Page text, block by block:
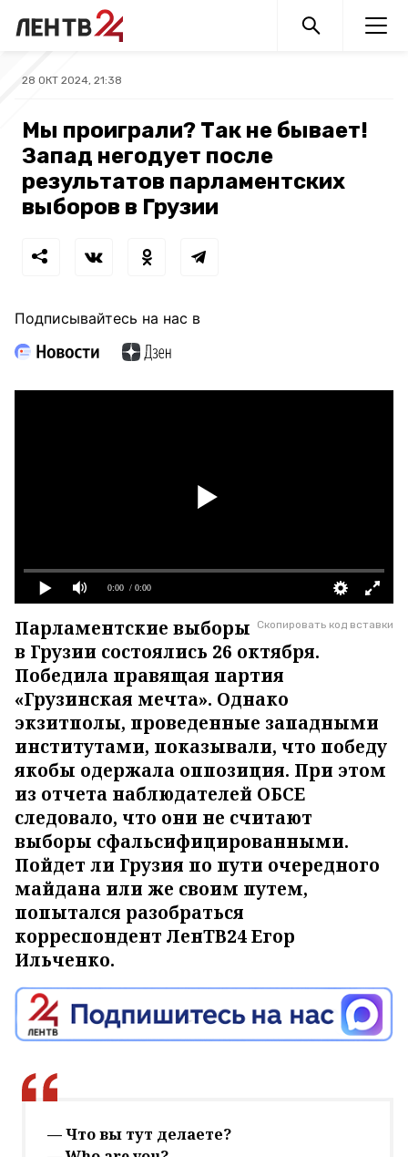
28 ОКТ 2024, 21:38
Мы проиграли? Так не бывает!
Запад негодует после
результатов парламентских
выборов в Грузии
Подписывайтесь на нас в
0:00 / 0:00
Скопировать код вставки
Парламентские выборы
в Грузии состоялись 26 октября.
Победила правящая партия
«Грузинская мечта». Однако
экзитполы, проведенные западными
институтами, показывали, что победу
якобы одержала оппозиция. При этом
из отчета наблюдателей ОБСЕ
следовало, что они не считают
выборы сфальсифицированными.
Пойдет ли Грузия по пути очередного
майдана или же своим путем,
попытался разобраться
корреспондент ЛенТВ24 Егор
Ильченко.
— Что вы тут делаете?